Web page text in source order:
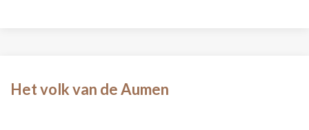
Het volk van de Aumen